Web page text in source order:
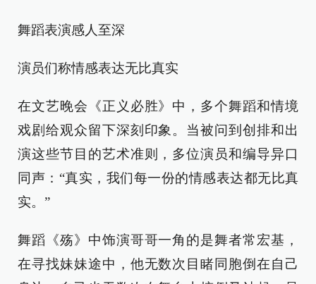
舞蹈表演感人至深
演员们称情感表达无比真实
在文艺晚会《正义必胜》中，多个舞蹈和情境
戏剧给观众留下深刻印象。当被问到创排和出
演这些节目的艺术准则，多位演员和编导异口
同声：“真实，我们每一份的情感表达都无比真
实。”
舞蹈《殇》中饰演哥哥一角的是舞者常宏基，
在寻找妹妹途中，他无数次目睹同胞倒在自己